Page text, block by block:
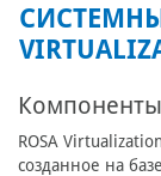
ROSA
созданное на